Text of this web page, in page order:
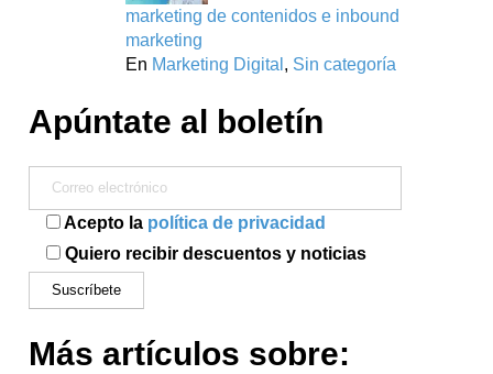
marketing de contenidos e inbound
marketing
En Marketing Digital , Sin categoría
Apúntate al boletín
Acepto la política de privacidad
Quiero recibir descuentos y noticias
Más artículos sobre: